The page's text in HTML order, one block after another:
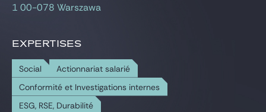
1 00-078 Warszawa
EXPERTISES
Social
Actionnariat salarié
Conformité et Investigations internes
ESG, RSE, Durabilité